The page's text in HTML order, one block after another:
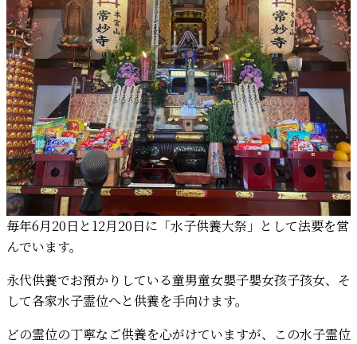
097-521-2585
毎年6月20日と12月20日に「水子供養大祭」として法要を営
んでいます。
永代供養でお預かりしている童男童女嬰子嬰女孩子孩女、そ
して各家水子霊位へと供養を手向けます。
どの霊位の丁寧なご供養を心がけていますが、この水子霊位